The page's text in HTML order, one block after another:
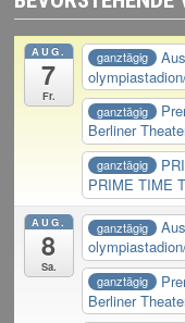
AUG.
7
Fr.
ganztägig
ganztägig
Berliner
ganztägig
PRIME TIME
AUG.
8
Sa.
ganztägig
ganztägig
Berliner